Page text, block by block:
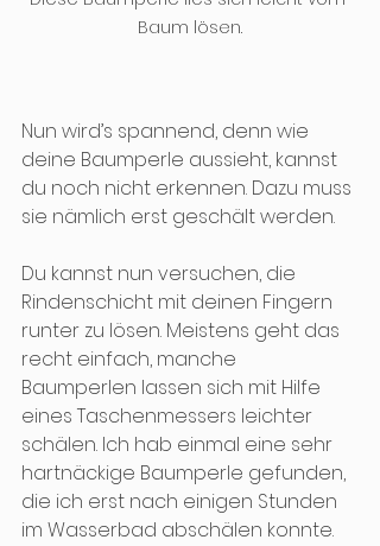
Baum lösen.
Nun wird’s spannend, denn wie
deine Baumperle aussieht, kannst
du noch nicht erkennen. Dazu muss
sie nämlich erst geschält werden.
Du kannst nun versuchen, die
Rindenschicht mit deinen Fingern
runter zu lösen. Meistens geht das
recht einfach, manche
Baumperlen lassen sich mit Hilfe
eines Taschenmessers leichter
schälen. Ich hab einmal eine sehr
hartnäckige Baumperle gefunden,
die ich erst nach einigen Stunden
im Wasserbad abschälen konnte.